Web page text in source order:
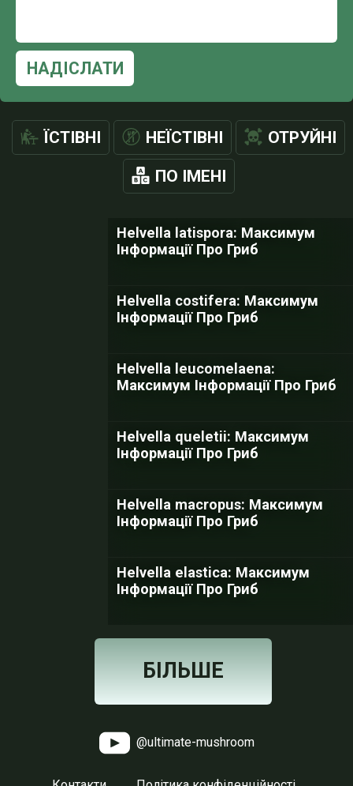
НАДІСЛАТИ
ЇСТІВНІ НЕЇСТІВНІ ОТРУЙНІ
ПО ІМЕНІ
Helvella latispora: Максимум
Інформації Про Гриб
Helvella costifera: Максимум
Інформації Про Гриб
Helvella leucomelaena:
Максимум Інформації Про Гриб
Helvella queletii: Максимум
Інформації Про Гриб
Helvella macropus: Максимум
Інформації Про Гриб
Helvella elastica: Максимум
Інформації Про Гриб
БІЛЬШЕ
@ultimate-mushroom